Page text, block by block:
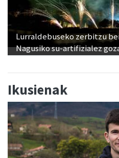
Lurraldebuseko zerbitzu
Nagusiko su-artifizialez
Ikusienak